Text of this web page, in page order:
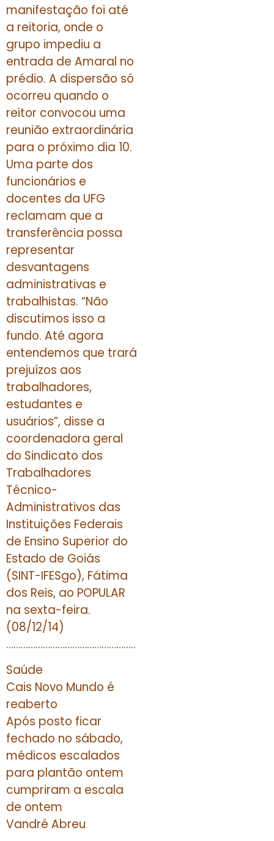
manifestação foi até
a reitoria, onde o
grupo impediu a
entrada de Amaral no
prédio. A dispersão só
ocorreu quando o
reitor convocou uma
reunião extraordinária
para o próximo dia 10.
Uma parte dos
funcionários e
docentes da UFG
reclamam que a
transferência possa
representar
desvantagens
administrativas e
trabalhistas. “Não
discutimos isso a
fundo. Até agora
entendemos que trará
prejuízos aos
trabalhadores,
estudantes e
usuários”, disse a
coordenadora geral
do Sindicato dos
Trabalhadores
Técnico-
Administrativos das
Instituições Federais
de Ensino Superior do
Estado de Goiás
(SINT-IFESgo), Fátima
dos Reis, ao POPULAR
na sexta-feira.
(08/12/14)
……………………………………………..
Saúde
Cais Novo Mundo é
reaberto
Após posto ficar
fechado no sábado,
médicos escalados
para plantão ontem
cumpriram a escala
de ontem
Vandré Abreu